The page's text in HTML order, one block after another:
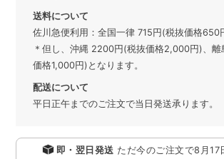
送料について
佐川急便利用：全国一律 715円(税抜価格650
＊但し、沖縄 2200円(税抜価格2,000円)、離
価格1,000円)となります。
配送について
平日正午までのご注文で当日発送承ります。
即・翌日発送 ただ今のご注文で8月17